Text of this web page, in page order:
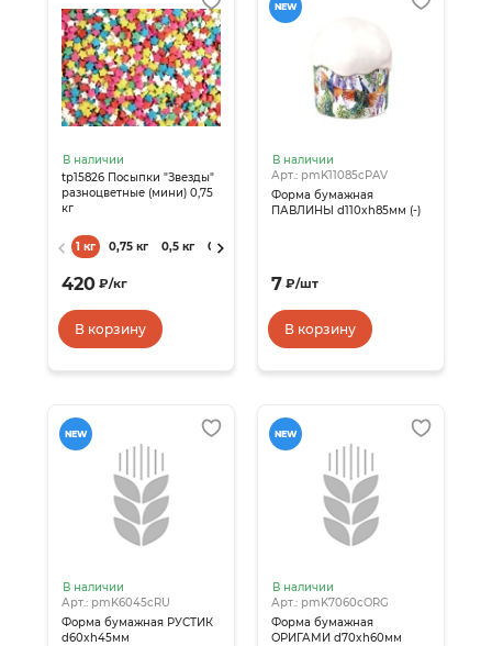
В наличии
tp15826 Посыпки "Звезды"
разноцветные (мини) 0,75
кг
1 кг 0,75 кг 0,5 кг 0,3 кг
420 ₽/кг
В корзину
NEW
В наличии
Арт.: pmK11085сPAV
Форма бумажная
ПАВЛИНЫ d110xh85мм (-)
7 ₽/шт
В корзину
NEW
В наличии
Арт.: pmK6045cRU
Форма бумажная РУСТИК
d60xh45мм
NEW
В наличии
Арт.: pmK7060сORG
Форма бумажная
ОРИГАМИ d70xh60мм